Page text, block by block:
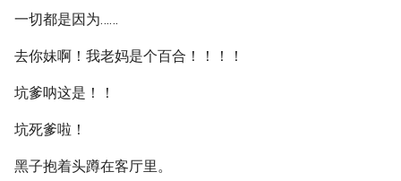
一切都是因为……
去你妹啊！我老妈是个百合！！！！
坑爹呐这是！！
坑死爹啦！
黑子抱着头蹲在客厅里。